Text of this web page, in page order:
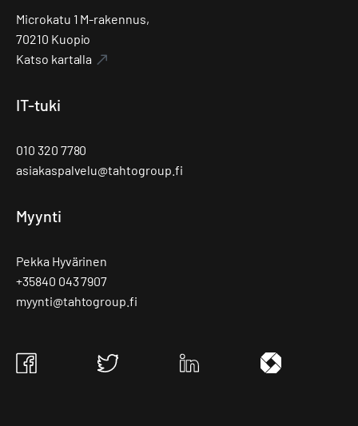
Microkatu 1 M-rakennus,
70210 Kuopio
Katso kartalla
IT-tuki
010 320 7780
asiakaspalvelu@tahtogroup.fi
Myynti
Pekka Hyvärinen
+35840 043 7907
myynti@tahtogroup.fi
Tahto
Tahto
Tahto
Tahto